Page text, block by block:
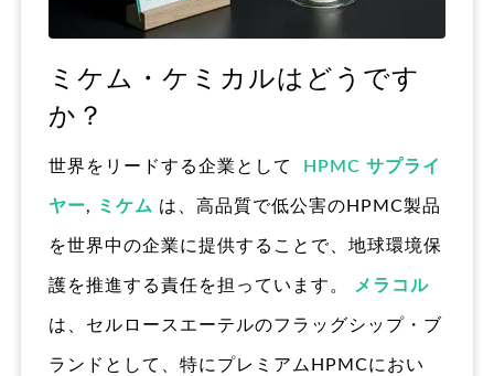
ミケム・ケミカルはどうです
か？
世界をリードする企業として HPMC サプライ
ヤー, ミケム は、高品質で低公害のHPMC製品
を世界中の企業に提供することで、地球環境保
護を推進する責任を担っています。 メラコル
は、セルロースエーテルのフラッグシップ・ブ
ランドとして、特にプレミアムHPMCにおい